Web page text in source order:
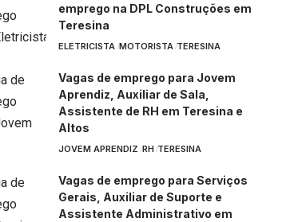
emprego na DPL Construções em
Teresina
ELETRICISTA MOTORISTA TERESINA
Vagas de emprego para Jovem
Aprendiz, Auxiliar de Sala,
Assistente de RH em Teresina e
Altos
JOVEM APRENDIZ RH TERESINA
Vagas de emprego para Serviços
Gerais, Auxiliar de Suporte e
Assistente Administrativo em